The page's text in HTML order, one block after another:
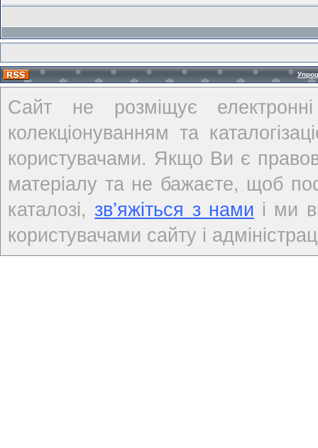
Сайт не розміщує
колекціонуванням та
користувачами. Якщо Ви є
матеріалу та не бажаєте, щоб
каталозі,зв’яжіться з нами і ми
користувачами сайту і